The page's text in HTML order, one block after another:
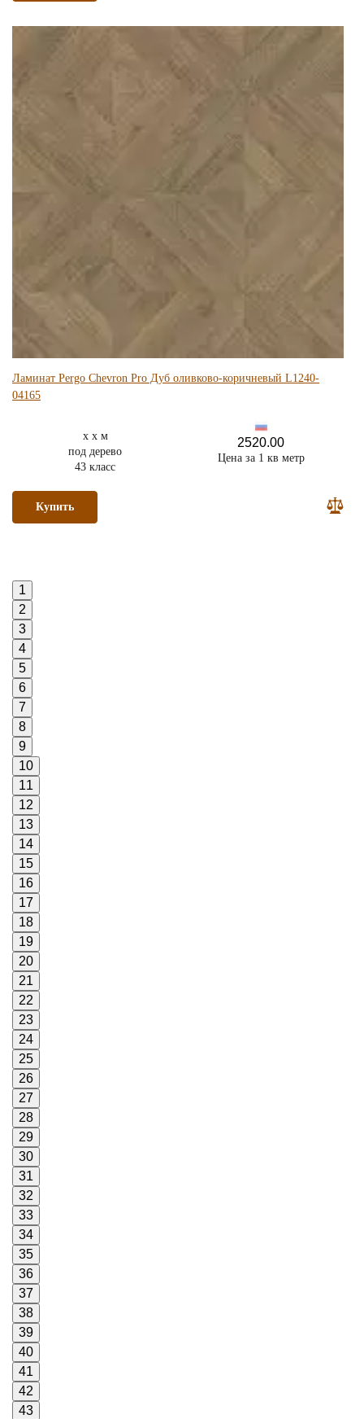
Ламинат Pergo Chevron Pro Дуб оливково-коричневый L1240-
04165
x x м
под дерево
43 класс
2520.00
Цена за 1 кв метр
Купить
1
2
3
4
5
6
7
8
9
10
11
12
13
14
15
16
17
18
19
20
21
22
23
24
25
26
27
28
29
30
31
32
33
34
35
36
37
38
39
40
41
42
43